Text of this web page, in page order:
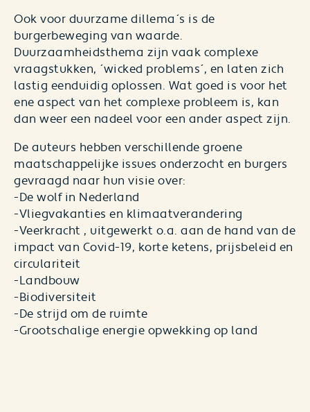
Ook voor duurzame dillema´s is de
burgerbeweging van waarde.
Duurzaamheidsthema zijn vaak complexe
vraagstukken, ´wicked problems´, en laten zich
lastig eenduidig oplossen. Wat goed is voor het
ene aspect van het complexe probleem is, kan
dan weer een nadeel voor een ander aspect zijn.
De auteurs hebben verschillende groene
maatschappelijke issues onderzocht en burgers
gevraagd naar hun visie over:
-De wolf in Nederland
-Vliegvakanties en klimaatverandering
-Veerkracht , uitgewerkt o.a. aan de hand van de
impact van Covid-19, korte ketens, prijsbeleid en
circulariteit
-Landbouw
-Biodiversiteit
-De strijd om de ruimte
-Grootschalige energie opwekking op land